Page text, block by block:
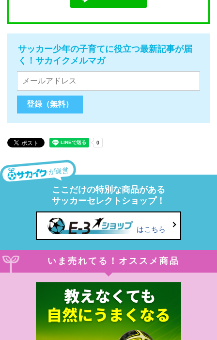
サッカー少年の子育てに役立つ最新記事が届
く！サカイクメルマガ
が運営
ここだけの特別な商品がある
サッカーセレクトショップ！
はこちら
いま売れてる！オススメ商品